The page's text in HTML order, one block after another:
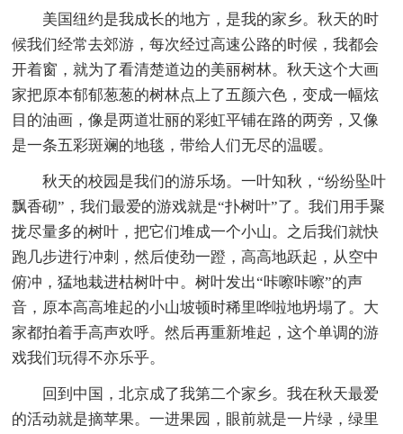
美国纽约是我成长的地方，是我的家乡。秋天的时
候我们经常去郊游，每次经过高速公路的时候，我都会
开着窗，就为了看清楚道边的美丽树林。秋天这个大画
家把原本郁郁葱葱的树林点上了五颜六色，变成一幅炫
目的油画，像是两道壮丽的彩虹平铺在路的两旁，又像
是一条五彩斑斓的地毯，带给人们无尽的温暖。
秋天的校园是我们的游乐场。一叶知秋，“纷纷坠叶
飘香砌”，我们最爱的游戏就是“扑树叶”了。我们用手聚
拢尽量多的树叶，把它们堆成一个小山。之后我们就快
跑几步进行冲刺，然后使劲一蹬，高高地跃起，从空中
俯冲，猛地栽进枯树叶中。树叶发出“咔嚓咔嚓”的声
音，原本高高堆起的小山坡顿时稀里哗啦地坍塌了。大
家都拍着手高声欢呼。然后再重新堆起，这个单调的游
戏我们玩得不亦乐乎。
回到中国，北京成了我第二个家乡。我在秋天最爱
的活动就是摘苹果。一进果园，眼前就是一片绿，绿里